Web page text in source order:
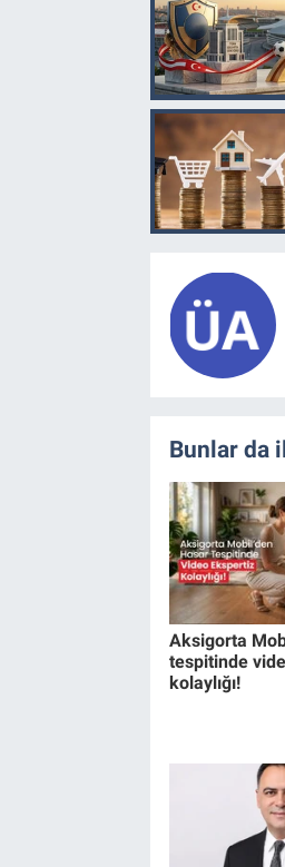
Bunlar da
Aksigorta
tespitinde
kolaylığı!